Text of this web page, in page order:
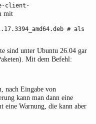
client-
mit
# als
sind unter Ubuntu 26.04 gar
Mit dem Befehl:
nach Eingabe von
kann man dann eine
eine Warnung, die kann aber